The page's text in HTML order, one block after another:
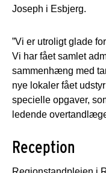
Joseph i Esbjerg.
”Vi er utroligt glade
Vi har fået samlet
sammenhæng med
nye lokaler fået
specielle opgaver,
ledende
Reception